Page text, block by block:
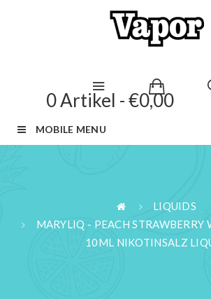
0 Artikel - €0,00
MOBILE MENU
LIQUIDS
MARYLIQ - PEACH STRAWBERRY
10ML NIKOTINSALZ